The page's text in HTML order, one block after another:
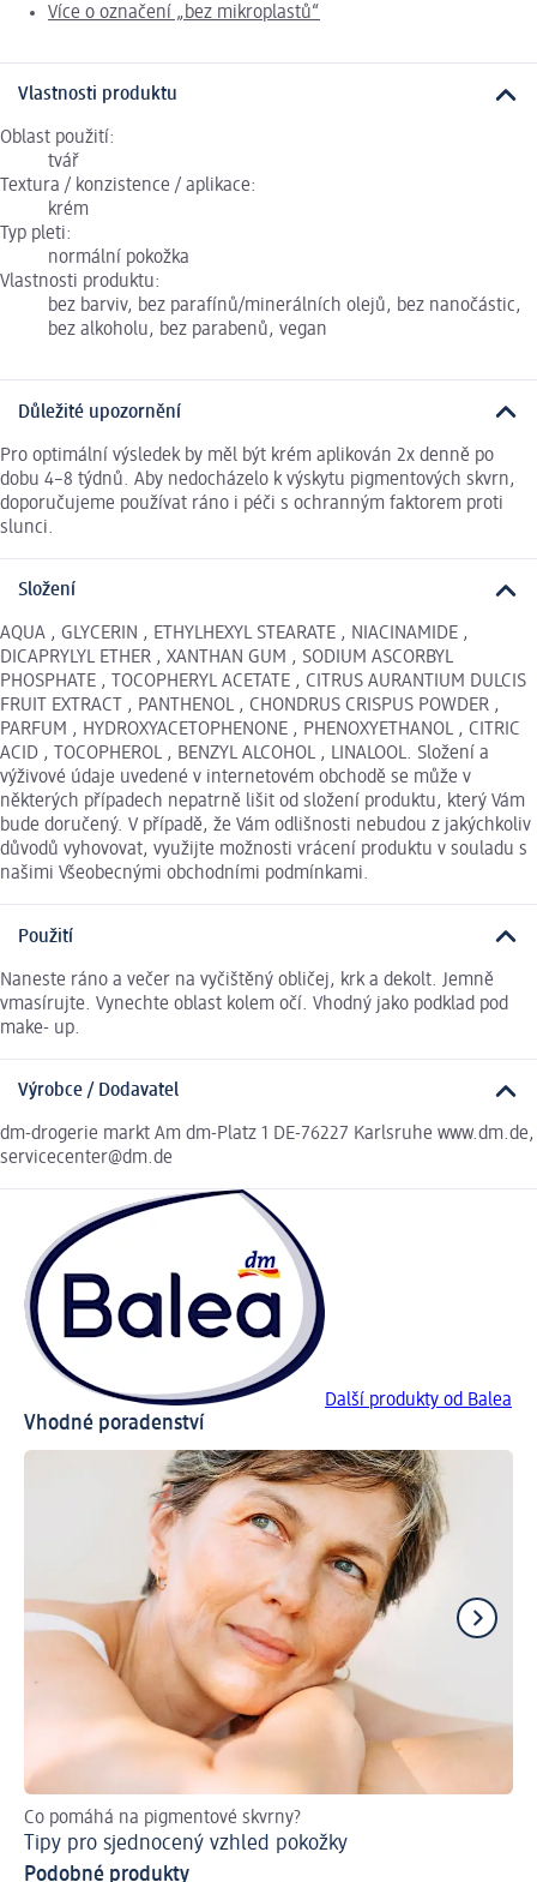
Více o označení „bez mikroplastů“
Vlastnosti produktu
Oblast použití:
tvář
Textura / konzistence / aplikace:
krém
Typ pleti:
normální pokožka
Vlastnosti produktu:
bez barviv, bez parafínů/minerálních olejů, bez nanočástic,
bez alkoholu, bez parabenů, vegan
Důležité upozornění
Pro optimální výsledek by měl být krém aplikován 2x denně po
dobu 4–8 týdnů. Aby nedocházelo k výskytu pigmentových skvrn,
doporučujeme používat ráno i péči s ochranným faktorem proti
slunci.
Složení
AQUA , GLYCERIN , ETHYLHEXYL STEARATE , NIACINAMIDE ,
DICAPRYLYL ETHER , XANTHAN GUM , SODIUM ASCORBYL
PHOSPHATE , TOCOPHERYL ACETATE , CITRUS AURANTIUM DULCIS
FRUIT EXTRACT , PANTHENOL , CHONDRUS CRISPUS POWDER ,
PARFUM , HYDROXYACETOPHENONE , PHENOXYETHANOL , CITRIC
ACID , TOCOPHEROL , BENZYL ALCOHOL , LINALOOL. Složení a
výživové údaje uvedené v internetovém obchodě se může v
některých případech nepatrně lišit od složení produktu, který Vám
bude doručený. V případě, že Vám odlišnosti nebudou z jakýchkoliv
důvodů vyhovovat, využijte možnosti vrácení produktu v souladu s
našimi Všeobecnými obchodními podmínkami.
Použití
Naneste ráno a večer na vyčištěný obličej, krk a dekolt. Jemně
vmasírujte. Vynechte oblast kolem očí. Vhodný jako podklad pod
make- up.
Výrobce / Dodavatel
dm-drogerie markt Am dm-Platz 1 DE-76227 Karlsruhe www.dm.de,
servicecenter@dm.de
Další produkty od Balea
Vhodné poradenství
Co pomáhá na pigmentové skvrny?
Tipy pro sjednocený vzhled pokožky
Podobné produkty